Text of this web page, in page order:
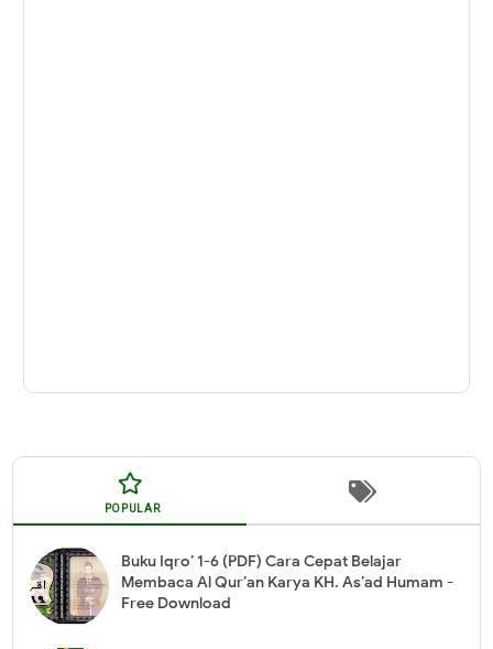
POPULAR
Buku Iqro’ 1-6 (PDF) Cara Cepat Belajar
Membaca Al Qur’an Karya KH. As’ad Humam -
Free Download